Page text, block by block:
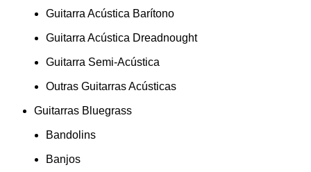
Guitarra Acústica Barítono
Guitarra Acústica Dreadnought
Guitarra Semi-Acústica
Outras Guitarras Acústicas
Guitarras Bluegrass
Bandolins
Banjos